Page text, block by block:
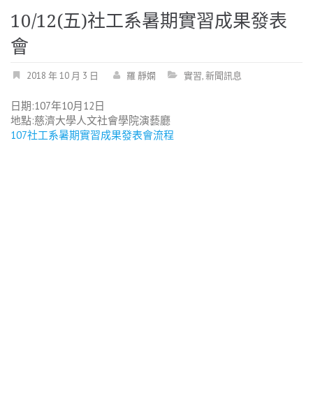
10/12(五)社工系暑期實習成果發表
會
2018 年 10 月 3 日 羅 靜嫻 實習,新聞訊息
日期:107年10月12日
地點:慈濟大學人文社會學院演藝廳
107社工系暑期實習成果發表會流程